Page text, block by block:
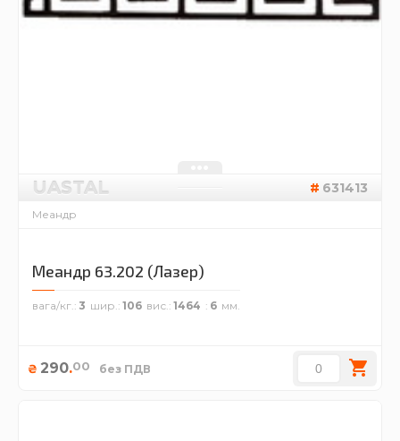
UASTAL 631413
Меандр
Меандр 63.202 (Лазер)
вага/кг. 3 шир. 106 вис. 1464 6
₴ 290.00 без ПДВ